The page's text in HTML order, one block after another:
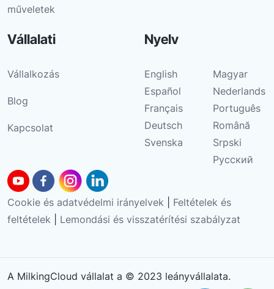
műveletek
Vállalati
Vállalkozás
Blog
Kapcsolat
Nyelv
English
Español
Français
Deutsch
Svenska
Magyar
Nederlands
Português
Română
Srpski
Русский
Cookie és adatvédelmi irányelvek
Feltételek és
feltételek
Lemondási és visszatérítési szabályzat
A MilkingCloud vállalat a © 2023 leányvállalata.